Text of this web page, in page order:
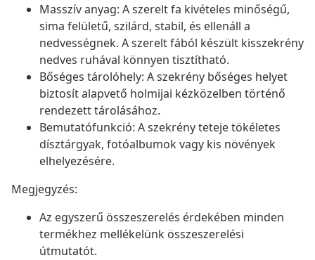
Masszív anyag: A szerelt fa kivételes minőségű,
sima felületű, szilárd, stabil, és ellenáll a
nedvességnek. A szerelt fából készült kisszekrény
nedves ruhával könnyen tisztítható.
Bőséges tárolóhely: A szekrény bőséges helyet
biztosít alapvető holmijai kézközelben történő
rendezett tárolásához.
Bemutatófunkció: A szekrény teteje tökéletes
dísztárgyak, fotóalbumok vagy kis növények
elhelyezésére.
Megjegyzés:
Az egyszerű összeszerelés érdekében minden
termékhez mellékelünk összeszerelési
útmutatót.